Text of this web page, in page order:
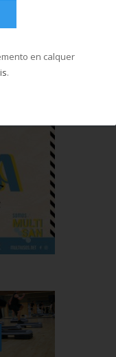
en calquer
.